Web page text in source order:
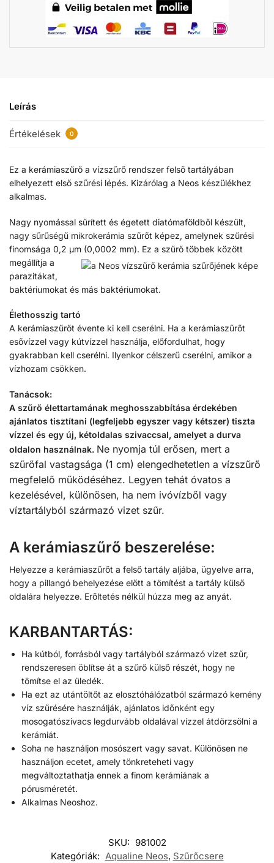
Leírás
Értékelések 0
Ez a kerámiaszűrő a vízszűrő rendszer felső tartályában
elhelyezett első szűrési lépés. Kizárólag a Neos készülékhez
alkalmas.
Nagy nyomással sűrített és égetett diatómaföldből készült,
nagy sűrűségű mikrokerámia szűrőt képez, amelynek szűrési
finomsága 0,2 µm (0,0002 mm). Ez a szűrő többek között
megállítja a
parazitákat,
baktériumokat és más baktériumokat.
Élethosszig tartó
A kerámiaszűrőt évente ki kell cserélni. Ha a kerámiaszűrőt
esővízzel vagy kútvízzel használja, előfordulhat, hogy
gyakrabban kell cserélni. Ilyenkor célszerű cserélni, amikor a
vízhozam csökken.
Tanácsok:
A szűrő élettartamának meghosszabbítása érdekében
ajánlatos tisztítani (legfeljebb egyszer vagy kétszer) tiszta
vízzel és egy új, kétoldalas szivaccsal, amelyet a durva
oldalon használnak. Ne nyomja túl erősen, mert a
szűrőfal vastagsága (1 cm) elengedhetetlen a vízszűrő
megfelelő működéséhez. Legyen tehát óvatos a
kezelésével, különösen, ha nem ivóvízből vagy
víztartályból származó vizet szűr.
A kerámiaszűrő beszerelése:
Helyezze a kerámiaszűrőt a felső tartály aljába, ügyelve arra,
hogy a pillangó behelyezése előtt a tömítést a tartály külső
oldalára helyezze. Erőltetés nélkül húzza meg az anyát.
KARBANTARTÁS:
Ha kútból, forrásból vagy tartályból származó vizet szűr,
rendszeresen öblítse át a szűrő külső részét, hogy ne
tömítse el az üledék.
Ha ezt az utántöltőt az elosztóhálózatból származó kemény
víz szűrésére használják, ajánlatos időnként egy
mosogatószivacs legdurvább oldalával vízzel átdörzsölni a
kerámiát.
Soha ne használjon mosószert vagy savat. Különösen ne
használjon ecetet, amely tönkreteheti vagy
megváltoztathatja ennek a finom kerámiának a
pórusméretét.
Alkalmas Neoshoz.
SKU: 981002
Kategóriák: Aqualine Neos, Szűrőcsere